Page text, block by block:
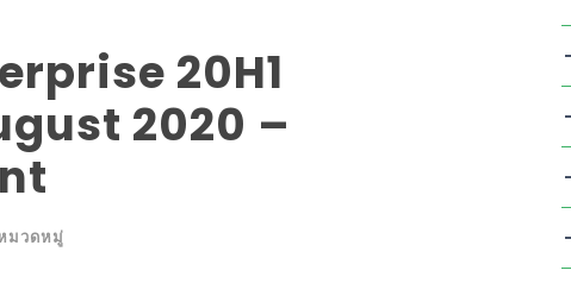
20H1
2020 –
มวดหมู่